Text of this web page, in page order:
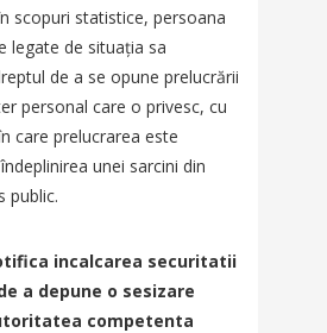
scopuri statistice, persoana
legate de situația sa
de a se opune prelucrării
personal care o privesc, cu
care prelucrarea este
unei sarcini din
public.
incalcarea securitatii
a depune o sesizare
competenta